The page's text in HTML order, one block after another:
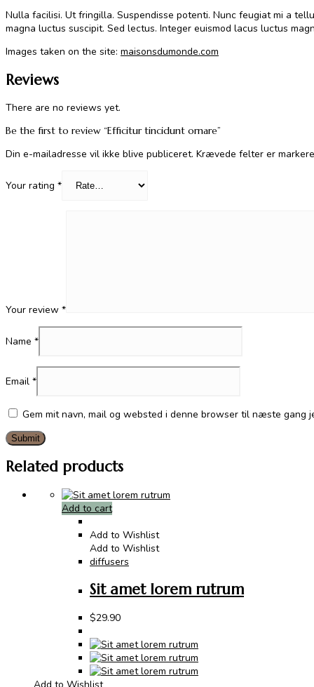
Nulla facilisi. Ut fringilla. Suspendisse potenti. Nunc feugiat mi a
magna luctus suscipit. Sed lectus. Integer euismod lacus luctus
Images taken on the site: maisonsdumonde.com
Reviews
There are no reviews yet.
Be the first to review “Efficitur tincidunt ornare”
Din e-mailadresse vil ikke blive publiceret. Krævede felter er
Your rating *
Your review *
Name *
Email *
Gem mit navn, mail og websted i denne browser til næste gang
Related products
Add to cart
Add to Wishlist
Add to Wishlist
diffusers
Sit amet lorem rutrum
$29.90
Add to Wishlist